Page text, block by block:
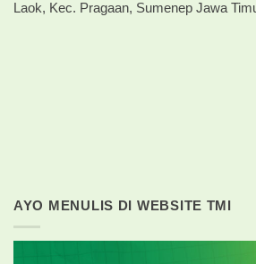
Laok, Kec. Pragaan, Sumenep Jawa
AYO MENULIS DI WEBSITE TMI